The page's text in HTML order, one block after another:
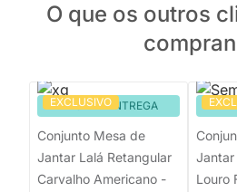
O que os outros
EXCLUSIVO
PRONTA ENTREGA
Conjunto Mesa de
Jantar Lalá Retangular
Carvalho Americano -
Jantar
Louro